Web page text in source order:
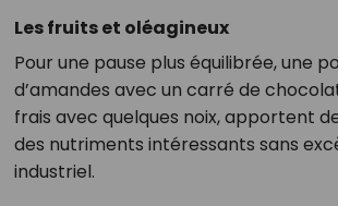
Les fruits et oléagineux
Pour une pause plus équilibrée, une
d’amandes avec un carré de
frais avec quelques noix, apportent
des nutriments intéressants sans
industriel.